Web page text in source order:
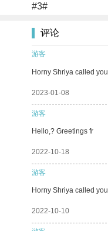
#3#
评论
游客
Horny Shriya called you
2023-01-08
游客
Hello,? Greetings fr
2022-10-18
游客
Horny Shriya called you
2022-10-10